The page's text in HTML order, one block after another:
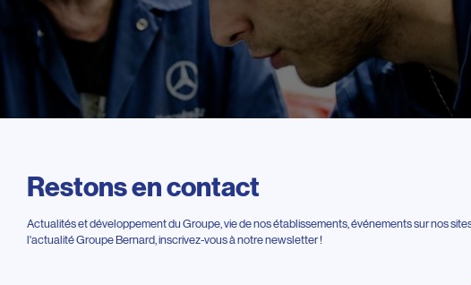
Restons en contact
Actualités et développement du Groupe, vie de nos établissements, événements sur nos
l'actualité Groupe Bernard, inscrivez-vous à notre newsletter !